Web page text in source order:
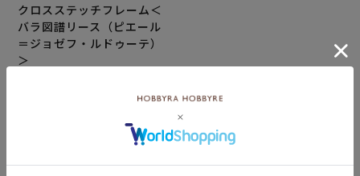
クロスステッチフレーム＜
バラ図譜リース（ピエール
＝ジョゼフ・ルドゥーテ）
＞
×(在庫なし)